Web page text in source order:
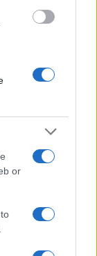
or
υπήρξε
με τα